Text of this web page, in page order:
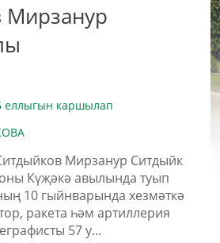
Мирзанур
еллыгын каршылап
Мирзанур Ситдыйк
Күҗәкә авылында туып
10 гыйнварында хезмәткә
ракета һәм артиллерия
57 у...